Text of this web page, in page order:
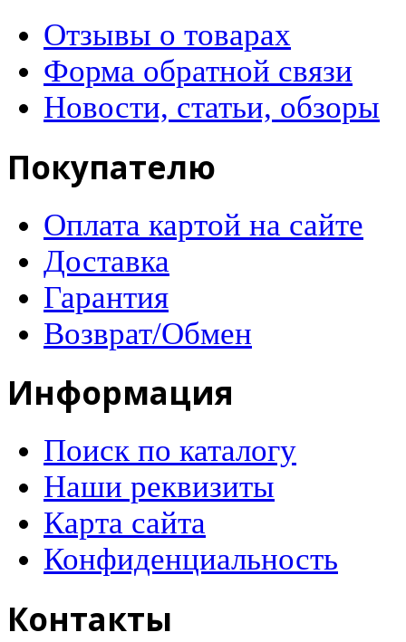
Отзывы о товарах
Форма обратной связи
Новости, статьи, обзоры
Покупателю
Оплата картой на сайте
Доставка
Гарантия
Возврат/Обмен
Информация
Поиск по каталогу
Наши реквизиты
Карта сайта
Конфиденциальность
Контакты